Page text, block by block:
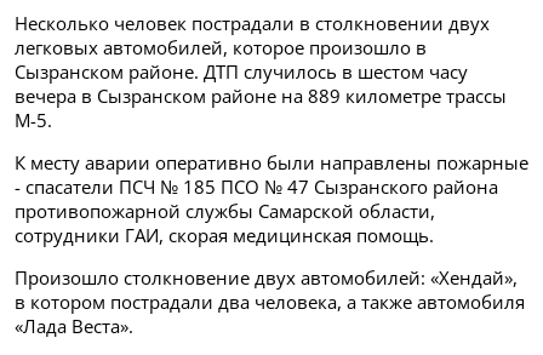
Несколько человек пострадали в столкновении двух
легковых автомобилей, которое произошло в
Сызранском районе. ДТП случилось в шестом часу
вечера в Сызранском районе на 889 километре трассы
М-5.
К месту аварии оперативно были направлены пожарные
- спасатели ПСЧ № 185 ПСО № 47 Сызранского района
противопожарной службы Самарской области,
сотрудники ГАИ, скорая медицинская помощь.
Произошло столкновение двух автомобилей: «Хендай»,
в котором пострадали два человека, а также автомобиля
«Лада Веста».